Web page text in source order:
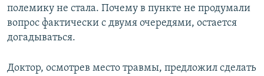
полемику не стала. Почему в пункте не продумали
вопрос фактически с двумя очередями, остается
догадываться.
Доктор, осмотрев место травмы, предложил сделать